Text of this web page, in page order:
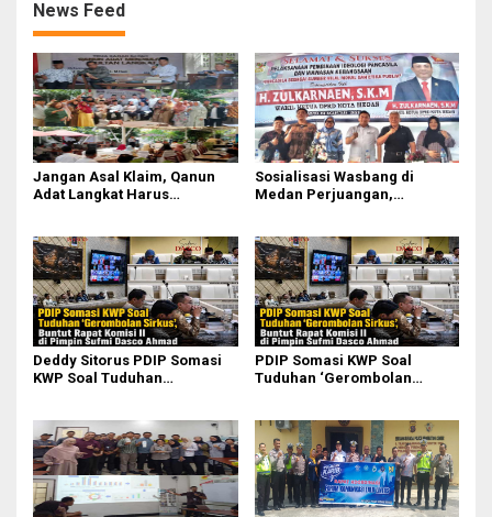
News Feed
Jangan Asal Klaim, Qanun
Adat Langkat Harus
Sosialisasi Wasbang di
Medan Perjuangan,
Anak
Deddy Sitorus PDIP Somasi
KWP Soal Tuduhan
Sufmi Dasco Ahmad
PDIP Somasi KWP Soal
Tuduhan ‘Gerombolan
Ahmad